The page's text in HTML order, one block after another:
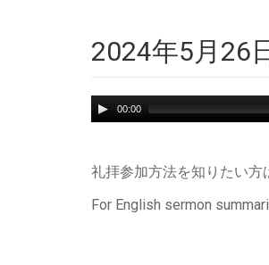
2024年5月26
Audio
Player
00:00
礼拝参加方法を知りたい方
For English sermon